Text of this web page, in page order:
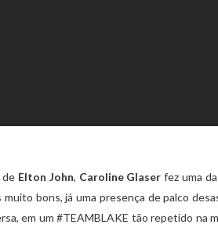
deElton John, Caroline Glaser fez uma
bons, já uma presença de palco
em um #TEAMBLAKE tão repetido na